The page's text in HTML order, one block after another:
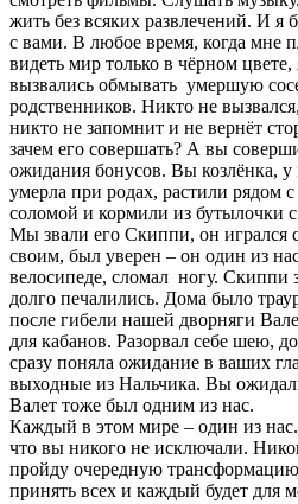
жить без всяких развлечений. И я
с вами. В любое время, когда мне
видеть мир только в чёрном
вызвались обмывать умершую
родственников. Никто не
никто не запомнит и не вернёт
зачем его совершать? А вы
ожидания бонусов. Вы козлёнка, у
умерла при родах, растили рядом
соломой и кормили из бутылочки
Мы звали его Скиппи, он игрался
своим, был уверен – он один из
велосипеде, сломал ногу. Скиппи
долго печалились. Дома было
после гибели нашей дворняги
для кабанов. Разорвал себе шею,
сразу поняла ожидание в ваших
выходные из Нальчика. Вы
Валет тоже был одним из нас.
Каждый в этом мире – один из
что вы никого не исключали.
пройду очередную
принять всех и каждый будет для